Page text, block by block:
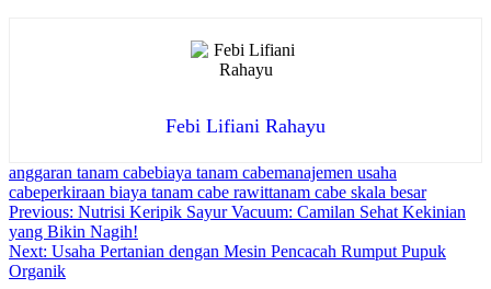
Febi Lifiani Rahayu
anggaran tanam cabebiaya tanam cabemanajemen usaha
cabeperkiraan biaya tanam cabe rawittanam cabe skala besar
Navigasi
pos
Previous: Nutrisi Keripik Sayur Vacuum: Camilan Sehat Kekinian
yang Bikin Nagih!
Next: Usaha Pertanian dengan Mesin Pencacah Rumput Pupuk
Organik